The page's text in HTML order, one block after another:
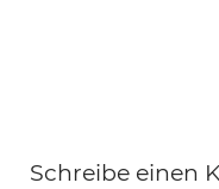
Schreibe einen